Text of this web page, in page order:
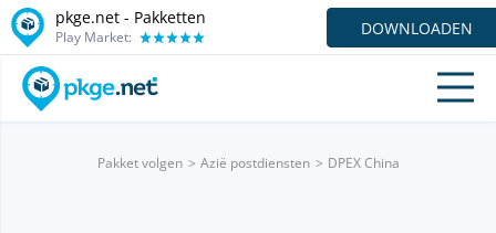
pkge.net - Pakketten
Play Market: DOWNLOADEN
Pakket volgen Azië postdiensten DPEX China